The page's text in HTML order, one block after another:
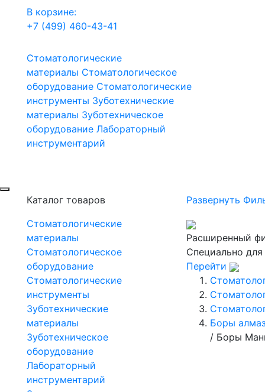
В корзине:
+7 (499) 460-43-41
Стоматологические
материалы Стоматологическое
оборудование Стоматологические
инструменты Зуботехнические
материалы Зуботехническое
оборудование Лабораторный
инструментарий
Каталог товаров
Стоматологические
материалы
Стоматологическое
оборудование
Стоматологические
инструменты
Зуботехнические
материалы
Зуботехническое
оборудование
Лабораторный
инструментарий
Развернуть
Расширенный
Специально
Перейти
Боры
/ Боры